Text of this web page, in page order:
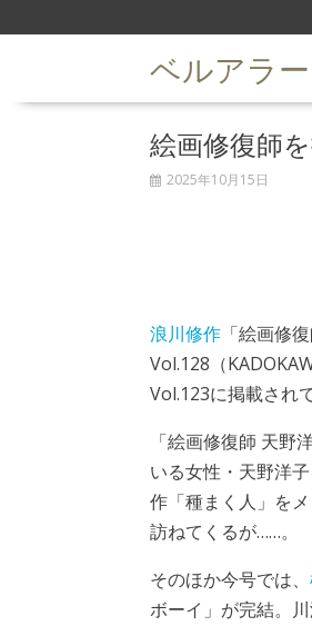
k
ベルアラ
絵画修復師
2025年10月15日
浪川修作「絵画修
Vol.128（
Vol.123に掲載され
「絵画修復師 天野
いる女性・天野洋
作「種まく人」を
訪ねてくるが……。
そのほか今号では、
ボーイ」が完結。